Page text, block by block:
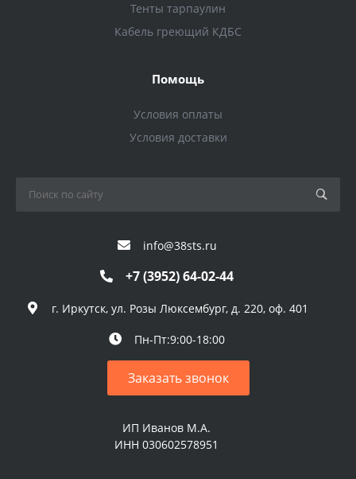
Тенты тарпаулин
Кабель греющий КДБС
Помощь
Условия оплаты
Условия доставки
info@38sts.ru
+7 (3952) 64-02-44
г. Иркутск, ул. Розы Люксембург, д. 220, оф. 401
Пн-Пт:9:00-18:00
Заказать звонок
ИП Иванов М.А.
ИНН 030602578951